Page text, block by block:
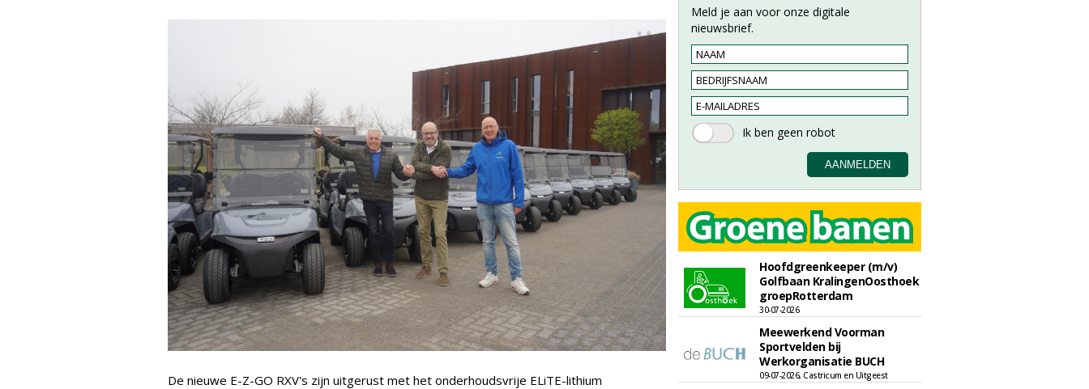
De nieuwe E-Z-GO RXV's zijn uitgerust met het onderhoudsvrije ELiTE-lithium
Meld je aan voor onze digitale
nieuwsbrief.
Hoofdgreenkeeper (m/v)
Golfbaan KralingenOosthoek
groepRotterdam
30-07-2026
Meewerkend Voorman
Sportvelden bij
Werkorganisatie BUCH
09-07-2026, Castricum en Uitgeest